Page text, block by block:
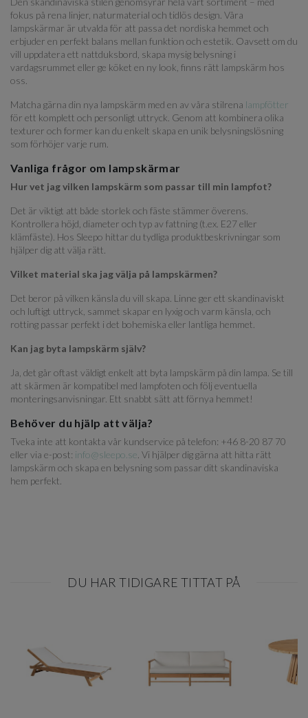
fokus på rena linjer, naturmaterial och tidlös design. Våra
lampskärmar är utvalda för att passa det nordiska hemmet och
erbjuder en perfekt balans mellan funktion och estetik. Oavsett om du
vill uppdatera ett nattduksbord, skapa mysig belysning i
vardagsrummet eller ge köket en ny look, finns rätt lampskärm hos
oss.
Matcha gärna din nya lampskärm med en av våra stilrena lampfötter
för ett komplett och personligt uttryck. Genom att kombinera olika
texturer och former kan du enkelt skapa en unik belysningslösning
som förhöjer varje rum.
Vanliga frågor om lampskärmar
Hur vet jag vilken lampskärm som passar till min lampfot?
Det är viktigt att både storlek och fäste stämmer överens.
Kontrollera höjd, diameter och typ av fattning (t.ex. E27 eller
klämfäste). Hos Sleepo hittar du tydliga produktbeskrivningar som
hjälper dig att välja rätt.
Vilket material ska jag välja på lampskärmen?
Det beror på vilken känsla du vill skapa. Linne ger ett skandinaviskt
och luftigt uttryck, sammet skapar en lyxig och varm känsla, och
rotting passar perfekt i det bohemiska eller lantliga hemmet.
Kan jag byta lampskärm själv?
Ja, det går oftast väldigt enkelt att byta lampskärm på din lampa. Se till
att skärmen är kompatibel med lampfoten och följ eventuella
monteringsanvisningar. Ett snabbt sätt att förnya hemmet!
Behöver du hjälp att välja?
Tveka inte att kontakta vår kundservice på telefon: +46 8-20 87 70
eller via e-post: info@sleepo.se . Vi hjälper dig gärna att hitta rätt
lampskärm och skapa en belysning som passar ditt skandinaviska
hem perfekt.
DU HAR TIDIGARE TITTAT PÅ